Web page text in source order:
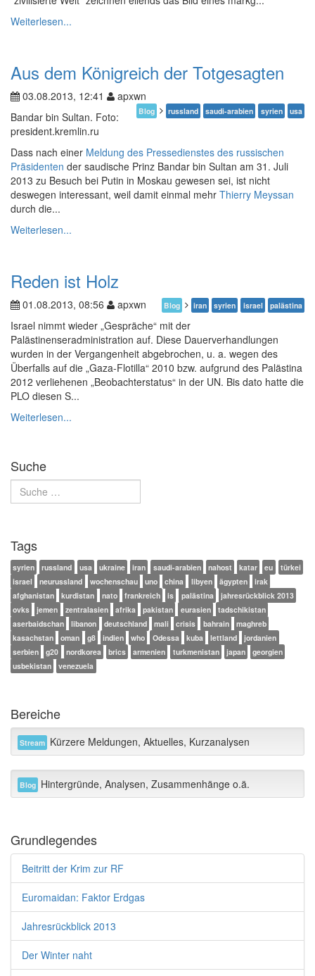
Weiterlesen...
Aus dem Königreich der Totgesagten
03.08.2013, 12:41 apxwn
Blog russland saudi-arabien syrien usa
Bandar bin Sultan. Foto:
president.kremlin.ru
Dass nach einer Meldung des Pressedienstes des russischen
Präsidenten der saudische Prinz Bandar bin Sultan am 31. Juli
2013 zu Besuch bei Putin in Moskau gewesen sei, ist nicht
deswegen interessant, weil damit einmal mehr Thierry Meyssan
durch die...
Weiterlesen...
Reden ist Holz
01.08.2013, 08:56 apxwn Blog iran syrien israel palästina
Israel nimmt wieder „Gespräche“ mit der
Palästinenseradministration auf. Diese Dauerverhandlungen
wurden in der Vergangenheit abgebrochen, u. a. wegen des
Überfalls auf die „Gaza-Flotilla“ 2010 bzw. aufgrund des Palästina
2012 verliehenen „Beobachterstatus“ in der UN. Bis dato hatte die
PLO diesen S...
Weiterlesen...
Suche
Tags
syrien russland usa ukraine iran saudi-arabien nahost katar eu
türkei
israel
neurussland wochenschau uno china libyen ägypten
irak
afghanistan
kurdistan nato frankreich is palästina
jahresrückblick 2013
ovks
jemen zentralasien afrika pakistan eurasien
tadschikistan
aserbaidschan
libanon deutschland mali crisis bahrain
maghreb
kasachstan
oman g8 indien who Odessa kuba lettland
jordanien
serbien
g20 nordkorea brics armenien turkmenistan japan
georgien
usbekistan
venezuela
Bereiche
Stream Kürzere Meldungen, Aktuelles, Kurzanalysen
Blog Hintergründe, Analysen, Zusammenhänge o.ä.
Grundlegendes
Beitritt der Krim zur RF
Euromaidan: Faktor Erdgas
Jahresrückblick 2013
Der Winter naht